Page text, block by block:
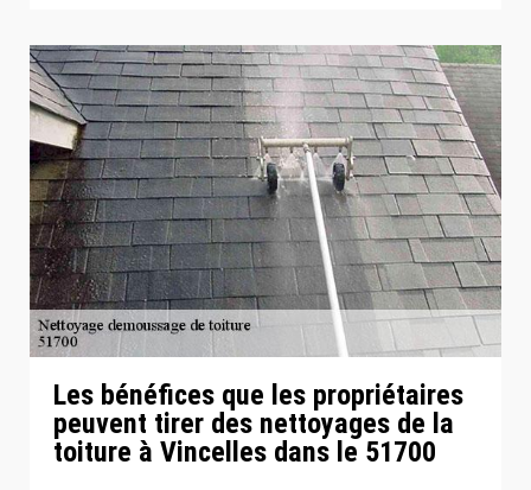
Les bénéfices que les propriétaires
peuvent tirer des nettoyages de la
toiture à Vincelles dans le 51700